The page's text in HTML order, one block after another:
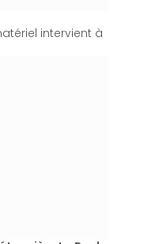
intervient à